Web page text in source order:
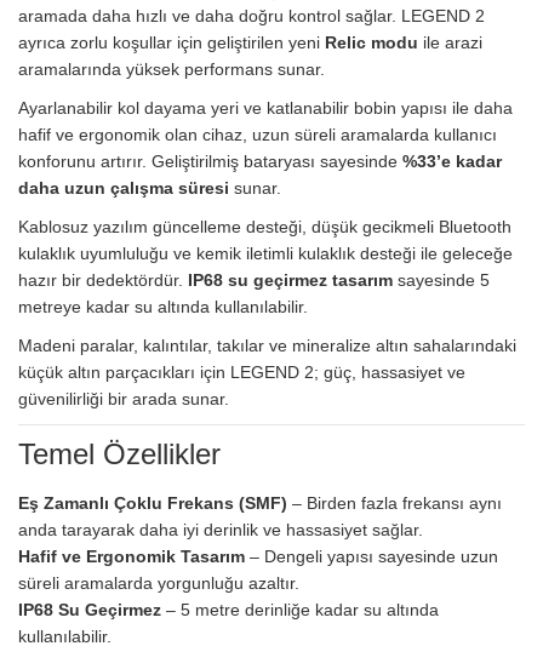
aramada daha hızlı ve daha doğru kontrol sağlar. LEGEND 2
ayrıca zorlu koşullar için geliştirilen yeni Relic modu ile arazi
aramalarında yüksek performans sunar.
Ayarlanabilir kol dayama yeri ve katlanabilir bobin yapısı ile daha
hafif ve ergonomik olan cihaz, uzun süreli aramalarda kullanıcı
konforunu artırır. Geliştirilmiş bataryası sayesinde %33’e kadar
daha uzun çalışma süresi sunar.
Kablosuz yazılım güncelleme desteği, düşük gecikmeli Bluetooth
kulaklık uyumluluğu ve kemik iletimli kulaklık desteği ile geleceğe
hazır bir dedektördür. IP68 su geçirmez tasarım sayesinde 5
metreye kadar su altında kullanılabilir.
Madeni paralar, kalıntılar, takılar ve mineralize altın sahalarındaki
küçük altın parçacıkları için LEGEND 2; güç, hassasiyet ve
güvenilirliği bir arada sunar.
Temel Özellikler
Eş Zamanlı Çoklu Frekans (SMF) – Birden fazla frekansı aynı
anda tarayarak daha iyi derinlik ve hassasiyet sağlar.
Hafif ve Ergonomik Tasarım – Dengeli yapısı sayesinde uzun
süreli aramalarda yorgunluğu azaltır.
IP68 Su Geçirmez – 5 metre derinliğe kadar su altında
kullanılabilir.